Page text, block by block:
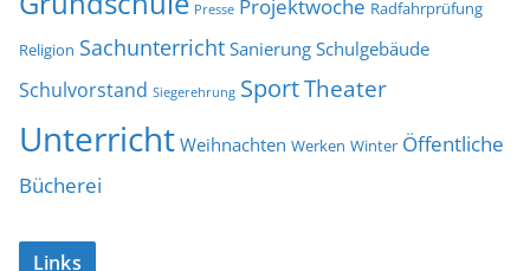
Presse Projektwoche Radfahrprüfung
Religion Sachunterricht Sanierung Schulgebäude
Schulvorstand Siegerehrung SportTheater
Unterricht Weihnachten Werken Winter Öffentliche
Bücherei
Links